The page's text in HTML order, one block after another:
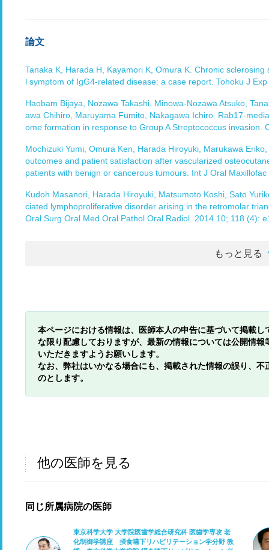
論文
Tanaka K, Harada H, Kayamori K, Omura K. Chronic
l symptom of IgG4-related disease: a case report. Tohoku J
Haobam Bijaya, Nozawa Takashi, Minowa-Nozawa Atsuko,
awa Chihiro, Maruyama Fumito, Nakagawa Ichiro. Rab17-
ome formation in response to Group A Streptococcus invasion.
Mochizuki Yumi, Omura Ken, Harada Hiroyuki, Marukawa
outcomes and patient satisfaction after vascularized
patients with benign or cancerous tumours. Int J Oral
Kudoh Masanori, Harada Hiroyuki, Matsumoto Koshi, Sato
ciated lymphoproliferative disorder arising in the retromolar
Oral Surg Oral Med Oral Pathol Oral Radiol. 2014.10; 118 (4):
もっと見る
本ページにおける情報は、医師本人の申告に基づいて掲載
な限り配慮しておりますが、最新の情報については公開情
いただきますようお願いします。
なお、弊社はいかなる場合にも、掲載された情報の誤り、
のとします。
他の医師を見る
同じ所属病院の医師
東京科学大学 大学院医歯学総合研究科 医歯学専攻 老
化制御学講座 摂食嚥下リハビリテーション学分野 教